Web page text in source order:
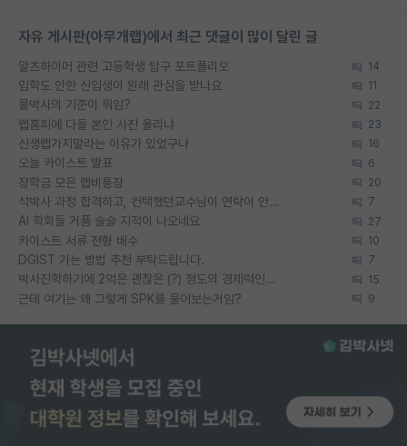
자유 게시판(아무개랩)에서 최근 댓글이 많이 달린 글
알츠하이머 관련 고등학생 탐구 포트폴리오 14
입학도 안한 신입생이 원래 관심을 받나요 11
물박사의 기준이 뭐임? 22
랩홈피에 다들 본인 사진 올리냐 23
신생랩가지말라는 이유가 있었구나 16
오늘 카이스트 발표 6
장학금 모은 랩비통장 20
석박사 과정 합격하고, 컨택했던교수님이 연락이 안됩니다... 7
AI 학회들 거품 슬슬 지적이 나오네요 27
카이스트 서류 전형 배수 10
DGIST 가는 방법 추천 부탁드립니다. 7
박사진학하기에 2억은 괜찮은 (?) 정도의 경제력인가요 15
근데 여기는 왜 그렇게 SPK를 물어보는거임? 9